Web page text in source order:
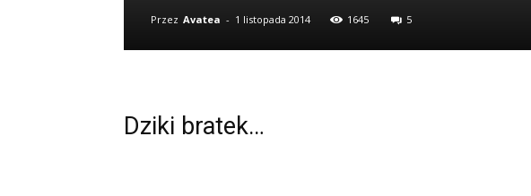
Przez Avatea - 1 listopada 2014 1645 5
Dziki bratek…